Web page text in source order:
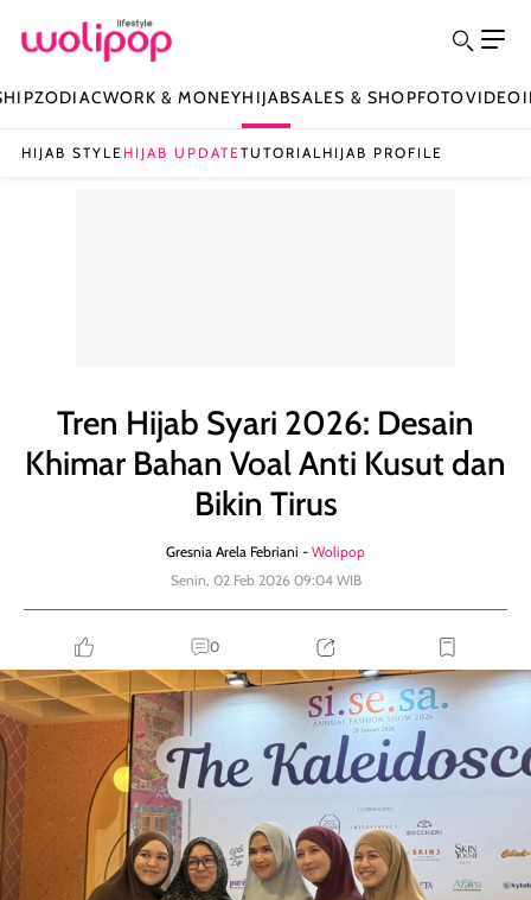
ZODIACWORK & MONEYHIJABSALES & SHOPFOTOVIDEO
HIJAB STYLE HIJAB UPDATETUTORIAL HIJAB PROFILE
Tren Hijab Syari 2026: Desain
Khimar Bahan Voal Anti Kusut dan
Bikin Tirus
Gresnia Arela Febriani - Wolipop
Senin, 02 Feb 2026 09:04 WIB
0